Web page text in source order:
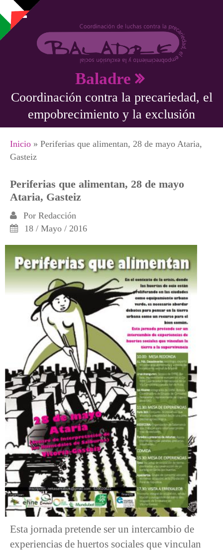
Pasar al contenido principal
Baladre
Coordinación contra la precariedad, el
empobrecimiento y la exclusión
Se encuentra usted aquí
Inicio » Periferias que alimentan, 28 de mayo Ataria,
Gasteiz
Periferias que alimentan, 28 de mayo
Ataria, Gasteiz
Por Redacción
18 / Mayo / 2016
Esta jornada pretende ser un intercambio de
experiencias de huertos sociales que vinculan